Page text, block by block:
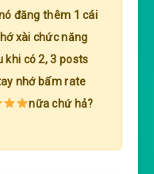
đăng thêm 1 cái
xài chức năng
khi có 2, 3 posts
nhớ bấm rate
nữa chứ hả?